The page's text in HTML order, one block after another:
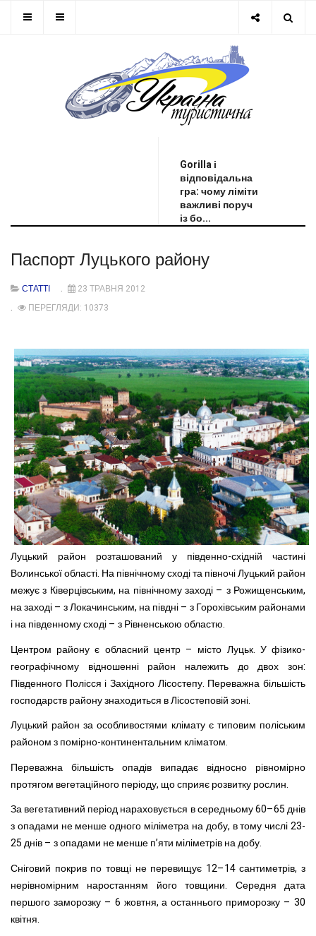
Gorilla і
відповідальна
гра: чому ліміти
важливі поруч
із бо...
Паспорт Луцького району
СТАТТІ
23 ТРАВНЯ 2012
ПЕРЕГЛЯДИ: 10373
Луцький район розташований у південно-східній частині
Волинської області. На північному сході та півночі Луцький район
межує з Ківерцівським, на північному заході – з Рожищенським,
на заході – з Локачинським, на півдні – з Горохівським районами
і на південному сході – з Рівненською областю.
Центром району є обласний центр – місто Луцьк. У фізико-
географічному відношенні район належить до двох зон:
Південного Полісся і Західного Лісостепу. Переважна більшість
господарств району знаходиться в Лісостеповій зоні.
Луцький район за особливостями клімату є типовим поліським
районом з помірно-континентальним кліматом.
Переважна більшість опадів випадає відносно рівномірно
протягом вегетаційного періоду, що сприяє розвитку рослин.
За вегетативний період нараховується в середньому 60–65 днів
з опадами не менше одного міліметра на добу, в тому числі 23-
25 днів – з опадами не менше п’яти міліметрів на добу.
Сніговий покрив по товщі не перевищує 12–14 сантиметрів, з
нерівномірним наростанням його товщини. Середня дата
першого заморозку – 6 жовтня, а останнього приморозку – 30
квітня.